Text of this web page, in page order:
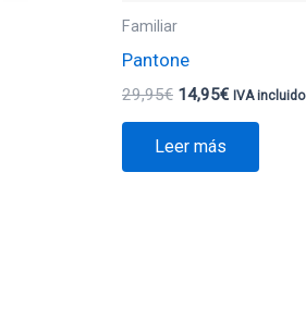
Familiar
Pantone
29,95€ 14,95€ IVA incluido
Leer más